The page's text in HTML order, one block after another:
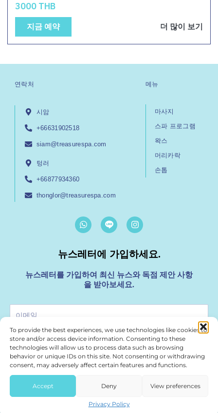
To provide the best experiences, we use technologies like cookies to
store and/or access device information. Consenting to these
technologies will allow us to process data such as browsing
behavior or unique IDs on this site. Not consenting or withdrawing
consent, may adversely affect certain features and functions.
Accept Deny View preferences
Privacy Policy
3000 THB
지금 예약 더 많이 보기
연락처
시암
+66631902518
siam@treasurespa.com
텅러
+66877934360
thonglor@treasurespa.com
메뉴
마사지
스파 프로그램
왁스
머리카락
손톱
W
h
a
s
a
p
p
I
n
s
a
g
r
a
m
뉴스레터에 가입하세요.
뉴스레터를 가입하여 최신 뉴스와 독점 제안 사항
을 받아보세요.
일
가입
For Media & Marketing Enquiries please use
marketing@treasurespa.com